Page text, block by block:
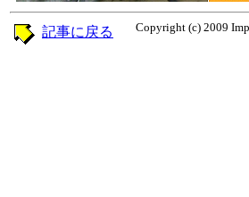
記事に戻る Copyright (c) 2009